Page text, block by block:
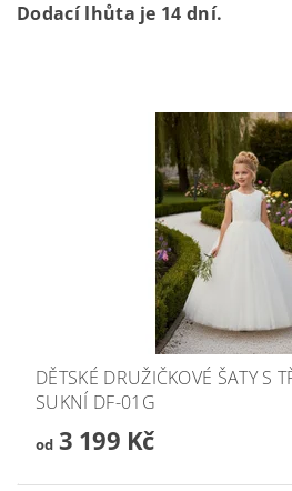
Dodací lhůta je 14 dní.
DĚTSKÉ DRUŽIČKOVÉ ŠATY S
SUKNÍ DF-01G
od3 199 Kč